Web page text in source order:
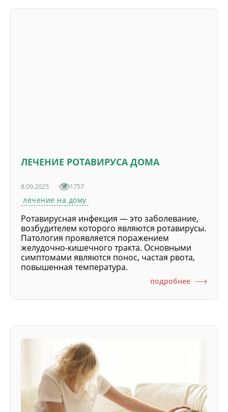
ЛЕЧЕНИЕ РОТАВИРУСА ДОМА
8.09.2025 1757
лечение на дому
Ротавирусная инфекция — это заболевание,
возбудителем которого являются ротавирусы.
Патология проявляется поражением
желудочно-кишечного тракта. Основными
симптомами являются понос, частая рвота,
повышенная температура.
подробнее